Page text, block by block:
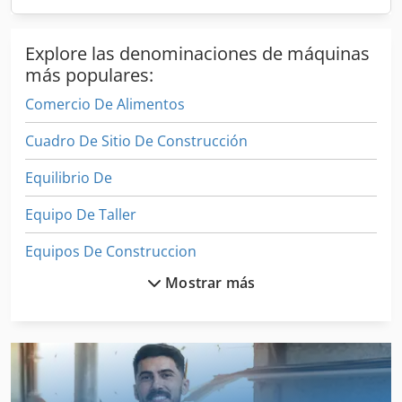
Explore las denominaciones de máquinas
más populares:
Comercio De Alimentos
Cuadro De Sitio De Construcción
Equilibrio De
Equipo De Taller
Equipos De Construccion
Espacio De Producción
Extracción Industrial
Mostrar más